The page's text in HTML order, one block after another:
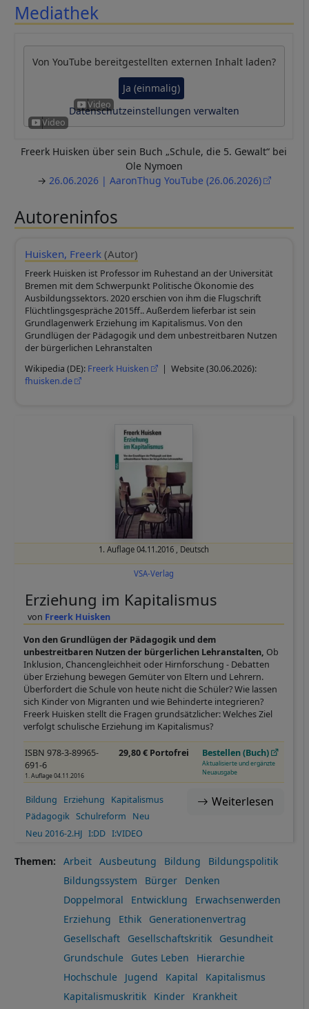
Mediathek
Von YouTube bereitgestellten externen Inhalt laden?
Ja (einmalig)
Datenschutzeinstellungen verwalten
Freerk Huisken über sein Buch „Schule, die 5. Gewalt“ bei
Ole Nymoen
→ 26.06.2026 | AaronThug YouTube (26.06.2026)
Autoreninfos
Huisken, Freerk (Autor)
Freerk Huisken ist Professor im Ruhestand an der Universität
Bremen mit dem Schwerpunkt Politische Ökonomie des
Ausbildungssektors. 2020 erschien von ihm die Flugschrift
Flüchtlingsgespräche 2015ff.. Außerdem lieferbar ist sein
Grundlagenwerk Erziehung im Kapitalismus. Von den
Grundlügen der Pädagogik und dem unbestreitbaren Nutzen
der bürgerlichen Lehranstalten
Wikipedia (DE): Freerk Huisken
| Website (30.06.2026):
fhuisken.de
1. Auflage 04.11.2016 , Deutsch
VSA-Verlag
Freerk Huisken
Erziehung im Kapitalismus
Von den Grundlügen der Pädagogik und dem
unbestreitbaren Nutzen der bürgerlichen Lehranstalten, Ob
Inklusion, Chancengleichheit oder Hirnforschung - Debatten
über Erziehung bewegen Gemüter von Eltern und Lehrern.
Überfordert die Schule von heute nicht die Schüler? Wie lassen
sich Kinder von Migranten und wie Behinderte integrieren?
Freerk Huisken stellt die Fragen grundsätzlicher: Welches Ziel
verfolgt schulische Erziehung im Kapitalismus?
ISBN 978-3-89965-
691-6
1. Auflage 04.11.2016
29,80 € Portofrei Bestellen (Buch)
Aktualisierte und ergänzte
Neuausgabe
Weiterlesen
Bildung Erziehung
Kapitalismus
Pädagogik Schulreform
Neu
Neu 2016-2.HJ I:DD I:VIDEO
Themen Arbeit Ausbeutung Bildung
Bildungspolitik
Bildungssystem
Bürger
Denken
Doppelmoral
Entwicklung
Erwachsenwerden
Erziehung
Ethik
Generationenvertrag
Gesellschaft
Gesellschaftskritik
Gesundheit
Grundschule
Gutes Leben
Hierarchie
Hochschule
Jugend Kapital
Kapitalismus
Kapitalismuskritik
Kinder
Krankheit